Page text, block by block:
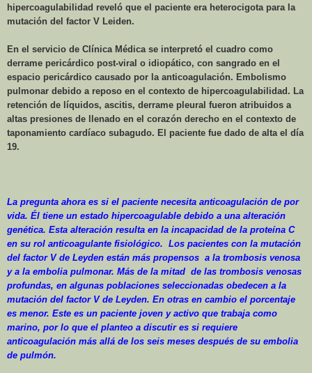
hipercoagulabilidad reveló que el paciente era heterocigota para la
mutación del factor V Leiden.
En el servicio de Clínica Médica se interpretó el cuadro como
derrame pericárdico post-viral o idiopático, con sangrado en el
espacio pericárdico causado por la anticoagulación. Embolismo
pulmonar debido a reposo en el contexto de hipercoagulabilidad. La
retención de líquidos, ascitis, derrame pleural fueron atribuidos a
altas presiones de llenado en el corazón derecho en el contexto de
taponamiento cardíaco subagudo. El paciente fue dado de alta el día
19.
La pregunta ahora es si el paciente necesita anticoagulación de por
vida. Él tiene un estado hipercoagulable debido a una alteración
genética. Esta alteración resulta en la incapacidad de la proteína C
en su rol anticoagulante fisiológico. Los pacientes con la mutación
del factor V de Leyden están más propensos a la trombosis venosa
y a la embolia pulmonar. Más de la mitad de las trombosis venosas
profundas, en algunas poblaciones seleccionadas obedecen a la
mutación del factor V de Leyden. En otras en cambio el porcentaje
es menor. Este es un paciente joven y activo que trabaja como
marino, por lo que el planteo a discutir es si requiere
anticoagulación más allá de los seis meses después de su embolia
de pulmón.